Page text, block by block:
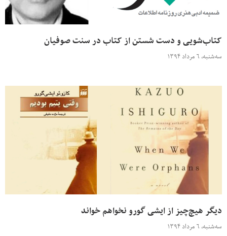
کتاب‌شویی و دست شستن از کتاب‌ در سنت صوفیان
سه‌شنبه، ۶ مرداد ۱۳۹۴
دیگر هیچ‌چیز از ایشی گورو نخواهم خواند
سه‌شنبه، ۶ مرداد ۱۳۹۴